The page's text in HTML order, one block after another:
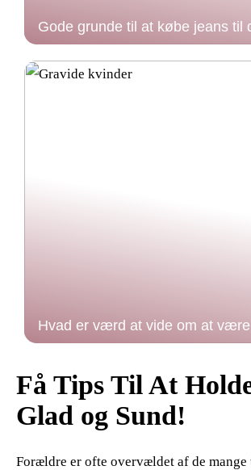
Gode grunde til at købe jeans til
Hvad er værd at vide om at
Få Tips Til At
Glad og Sund!
Forældre er ofte overvældet af de mange